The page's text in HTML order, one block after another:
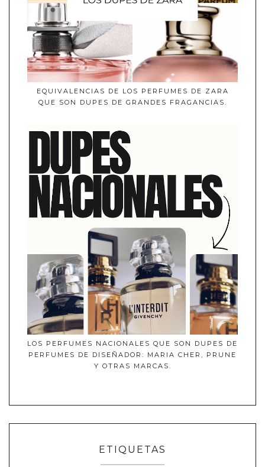
EQUIVALENCIAS DE LOS PERFUMES DE ZARA
QUE SON DUPES DE GRANDES FRAGANCIAS.
LOS PERFUMES NACIONALES QUE SON DUPES DE
PERFUMES DE DISEÑADOR: MARIA CHER, PRUNE
Y OTRAS MARCAS.
ETIQUETAS